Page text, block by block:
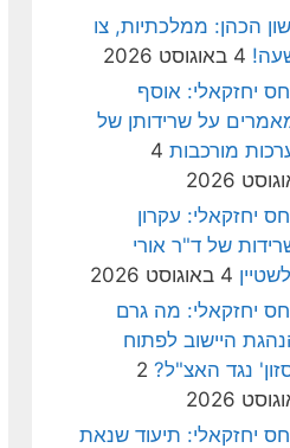
הכהן: ממלכתיות, צו
4 באוגוסט 2026
יחזקאלי: אוסף
על שרידותן של
מורכבות 4
2026
יחזקאלי: עקרון
של ד"ר אורי
4 באוגוסט 2026
יחזקאלי: מה גרם
היישוב לפתוח
נגד האצ"ל? 2
2026
יחזקאלי: תיעוד שנאת